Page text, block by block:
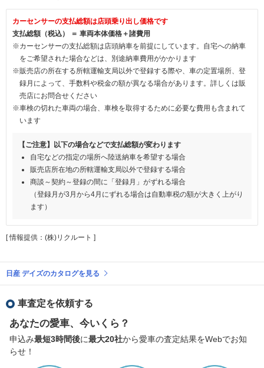
カーセンサーの支払総額は店頭乗り出し価格です
支払総額（税込） ＝ 車両本体価格＋諸費用
※カーセンサーの支払総額は店頭納車を前提にしています。自宅への納車
をご希望された場合などは、別途納車費用がかかります
※販売店の所在する所轄運輸支局以外で登録する際や、車の定置場所、登
録月によって、手数料や税金の額が異なる場合があります。詳しくは販
売店にお問合せください
※車検の切れた車両の場合、車検を取得するために必要な費用も含まれて
います
【ご注意】以下の場合などで支払総額が変わります
自宅などの指定の場所へ陸送納車を希望する場合
販売店所在地の所轄運輸支局以外で登録する場合
商談～契約～登録の間に「登録月」がずれる場合
（登録月が3月から4月にずれる場合は自動車税の額が大きく上がり
ます）
[ 情報提供：(株)リクルート ]
日産 デイズのカタログを見る
車査定を依頼する
あなたの愛車、今いくら？
申込み最短3時間後に最大20社から愛車の査定結果をWebでお知
らせ！